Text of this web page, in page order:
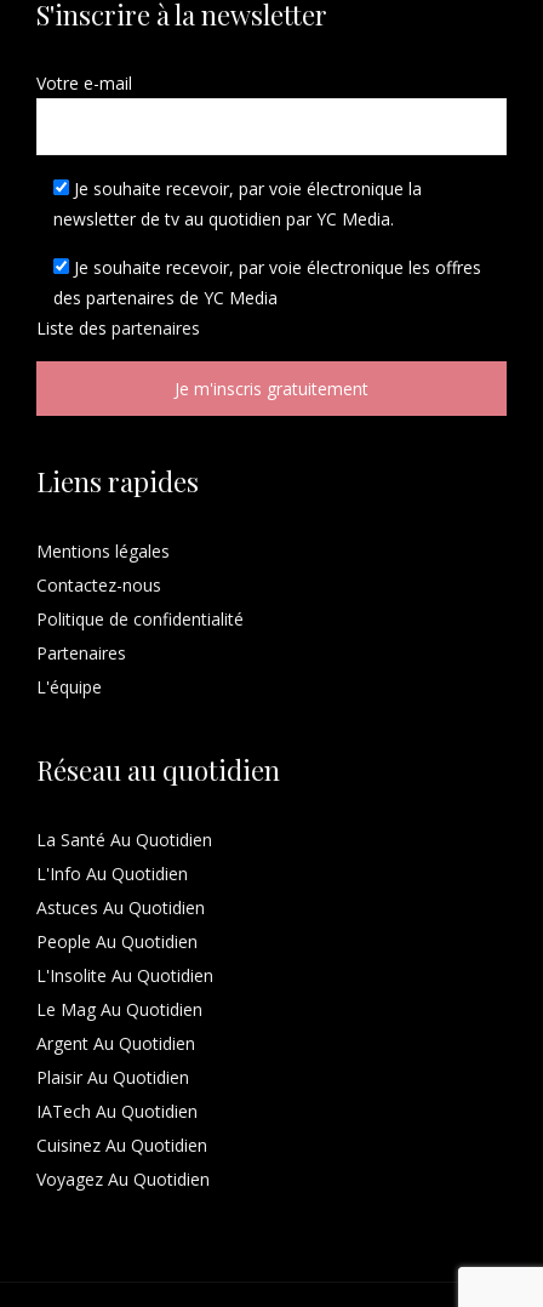
S'inscrire à la newsletter
Votre e-mail
Je souhaite recevoir, par voie électronique la
newsletter de tv au quotidien par YC Media.
Je souhaite recevoir, par voie électronique les offres
des partenaires de YC Media
Liste des partenaires
Liens rapides
Mentions légales
Contactez-nous
Politique de confidentialité
Partenaires
L'équipe
Réseau au quotidien
La Santé Au Quotidien
L'Info Au Quotidien
Astuces Au Quotidien
People Au Quotidien
L'Insolite Au Quotidien
Le Mag Au Quotidien
Argent Au Quotidien
Plaisir Au Quotidien
IATech Au Quotidien
Cuisinez Au Quotidien
Voyagez Au Quotidien